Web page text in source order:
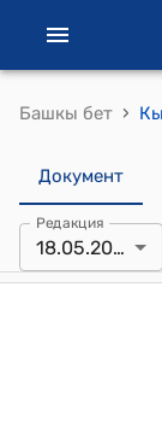
Башкы бет ›
Документ
Редакция
18.05.2026